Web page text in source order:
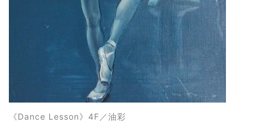
《Dance Lesson》4F ／油彩